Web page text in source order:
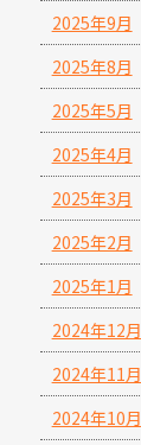
2025年9月
2025年8月
2025年5月
2025年4月
2025年3月
2025年2月
2025年1月
2024年12月
2024年11月
2024年10月